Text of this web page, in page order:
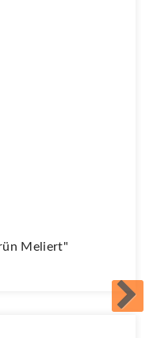
Meliert"